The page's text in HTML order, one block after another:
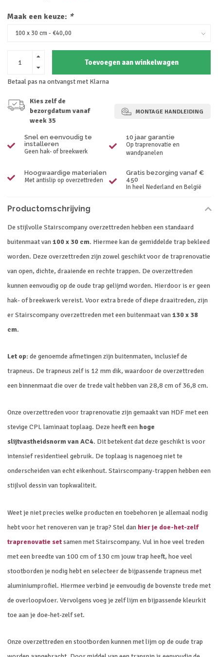
Maak een keuze: *
Toevoegen aan winkelwagen
Betaal pas na ontvangst met Klarna
Kies zelf de
bezorgdatum vanaf
week 35
MONTAGE HANDLEIDING
Snel en eenvoudig te
installeren
Geen hak- of breekwerk
10 jaar garantie
Op traprenovatie en
wandpanelen
Hoogwaardige materialen
Met antislip op overzettreden
Gratis bezorging vanaf €
450
In heel Nederland en België
Productomschrijving
De stijlvolle Stairscompany overzettreden hebben een standaard
buitenmaat van100 x 30 cm. Hiermee kan de gemiddelde trap bekleed
worden. Deze overzettreden zijn zowel geschikt voor de traprenovatie
van open, dichte, draaiende en rechte trappen. De overzettreden
kunnen eenvoudig op de oude trap gelijmd worden. Hierdoor is er geen
hak- of breekwerk vereist. Voor extra brede of diepe draaitreden, zijn
er Stairscompany overzettreden met een buitenmaat van130 x 38
cm.
Let op:de genoemde afmetingen zijn buitenmaten, inclusief de
trapneus. De trapneus zelf is 12 mm dik, waardoor de overzettreden
een binnenmaat die over de trede valt hebben van 28,8 cm of 36,8 cm.
Onze overzettreden voor traprenovatie zijn gemaakt van HDF met een
stevige CPL laminaat toplaag. Deze heeft een hoge
slijtvastheidsnorm van AC4. Dit betekent dat deze geschikt is voor
intensief residentieel gebruik. De toplaag is nagenoeg niet te
onderscheiden van echt eikenhout. Stairscompany-trappen hebben een
stijlvol dessin van topkwaliteit.
Weet je niet precies welke producten en toebehoren je allemaal nodig
hebt voor het renoveren van je trap? Stel dan hier je doe-het-zelf
traprenovatie setsamen met Stairscompany. Vul in hoe veel treden
met een breedte van 100 cm of 130 cm jouw trap heeft, hoe veel
stootborden je nodig hebt en selecteer de bijpassende trapneus met
aluminiumprofiel. Hiermee verbind je eenvoudig de bovenste trede met
de overloopvloer. Vervolgens voeg je zelf lijm en bijpassende kleurkit
toe aan je doe-het-zelf set.
Onze overzettreden en stootborden kunnen met lijm op de oude trap